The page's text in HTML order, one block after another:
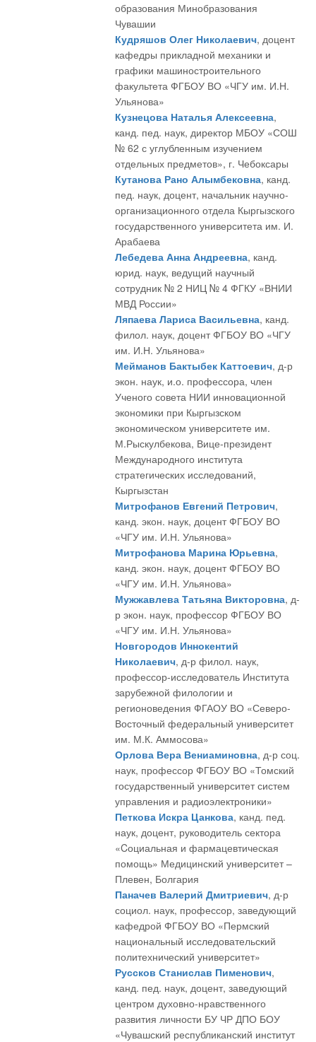
образования Минобразования
Чувашии
Кудряшов Олег Николаевич, доцент
кафедры прикладной механики и
графики машиностроительного
факультета ФГБОУ ВО «ЧГУ им. И.Н.
Ульянова»
Кузнецова Наталья Алексеевна,
канд. пед. наук, директор МБОУ «СОШ
№ 62 с углубленным изучением
отдельных предметов», г. Чебоксары
Кутанова Рано Алымбековна, канд.
пед. наук, доцент, начальник научно-
организационного отдела Кыргызского
государственного университета им. И.
Арабаева
Лебедева Анна Андреевна, канд.
юрид. наук, ведущий научный
сотрудник № 2 НИЦ № 4 ФГКУ «ВНИИ
МВД России»
Ляпаева Лариса Васильевна, канд.
филол. наук, доцент ФГБОУ ВО «ЧГУ
им. И.Н. Ульянова»
Мейманов Бактыбек Каттоевич, д-р
экон. наук, и.о. профессора, член
Ученого совета НИИ инновационной
экономики при Кыргызском
экономическом университете им.
М.Рыскулбекова, Вице-президент
Международного института
стратегических исследований,
Кыргызстан
Митрофанов Евгений Петрович,
канд. экон. наук, доцент ФГБОУ ВО
«ЧГУ им. И.Н. Ульянова»
Митрофанова Марина Юрьевна,
канд. экон. наук, доцент ФГБОУ ВО
«ЧГУ им. И.Н. Ульянова»
Мужжавлева Татьяна Викторовна, д-
р экон. наук, профессор ФГБОУ ВО
«ЧГУ им. И.Н. Ульянова»
Новгородов Иннокентий
Николаевич, д-р филол. наук,
профессор-исследователь Института
зарубежной филологии и
регионоведения ФГАОУ ВО «Северо-
Восточный федеральный университет
им. М.К. Аммосова»
Орлова Вера Вениаминовна, д-р соц.
наук, профессор ФГБОУ ВО «Томский
государственный университет систем
управления и радиоэлектроники»
Петкова Искра Цанкова, канд. пед.
наук, доцент, руководитель сектора
«Cоциальная и фармацевтическая
помощь» Медицинский университет –
Плевен, Болгария
Паначев Валерий Дмитриевич, д-р
социол. наук, профессор, заведующий
кафедрой ФГБОУ ВО «Пермский
национальный исследовательский
политехнический университет»
Руссков Станислав Пименович,
канд. пед. наук, доцент, заведующий
центром духовно-нравственного
развития личности БУ ЧР ДПО БОУ
«Чувашский республиканский институт